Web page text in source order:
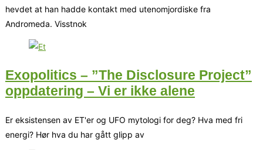
hevdet at han hadde kontakt med utenomjordiske fra
Andromeda. Visstnok
Exopolitics – ”The Disclosure Project”
oppdatering – Vi er ikke alene
Er eksistensen av ET'er og UFO mytologi for deg? Hva med fri
energi? Hør hva du har gått glipp av